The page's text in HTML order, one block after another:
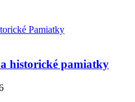
historické pamiatky